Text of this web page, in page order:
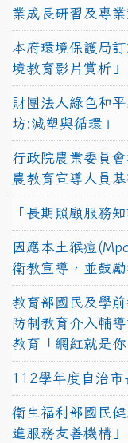
業成長研習及專
本府環境保護局
境教育影片賞析
財團法人綠色和
坊:減塑與循環」
行政院農業委員
農教育宣導人員
「長期照顧服務知
因應本土猴痘
衛教宣導，並鼓
教育部國民及學
防制教育介入輔
教育「網紅就是
112學年度自治市
衛生福利部國民
進服務友善機構」